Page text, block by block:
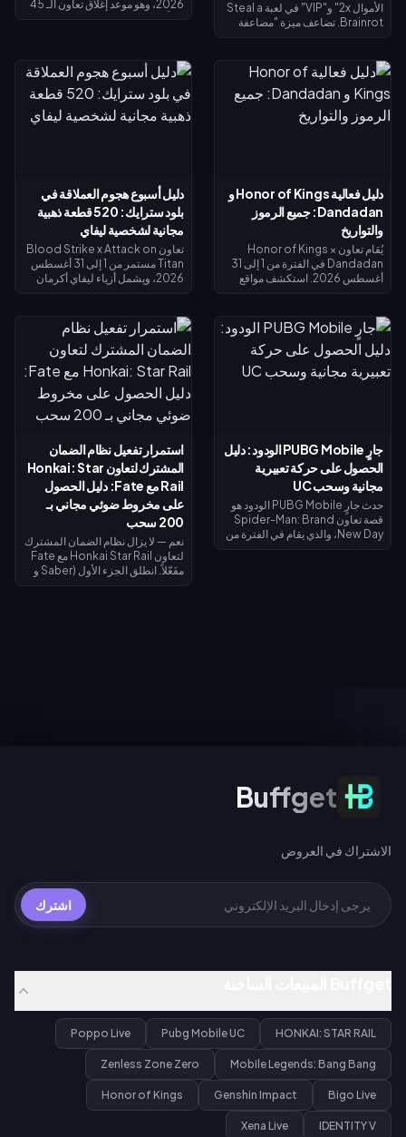
الأموال 2x" و"VIP" في لعبة Steal a
Brainrot. تضاعف ميزة "مضاعفة
لتعطيك بالضبط 3 أضعاف الدخل
الأساسي - وليس 4 أضعاف. تبلغ
تكلفة مضاعفة الأموال 2x نحو 119
(الإجمالي 618). اشترِ مضاعفة الأموال
2026، وهو موعد إغلاق تعاون الـ 45
الحدث، لذا احرص على استبدال كل
شيء الآن: تكلفة أزياء التقاطع
الرئيسية 1,200 شارة، والأزياء
الملونة البديلة 200 شارة. تحقق من
رصيدك في صفحة الحدث، واتبع قائمة
دليل فعالية Honor of Kings و
Dandadan: جميع الرموز
والتواريخ
يُقام تعاون Honor of Kings ×
Dandadan في الفترة من 1 إلى 31
أغسطس 2026. استكشف مواقع
الاسترداد، وأنجز المهام اليومية
للحصول على عملات رييروكو
(Reiryoku) - وهي العملة
المستخدمة للحصول على مظهر مومو
أيايسي (Momo Ayase) الملحمي
الاستبدال في 31 أغسطس.
دليل أسبوع هجوم العملاقة في
بلود سترايك: 520 قطعة ذهبية
مجانية لشخصية ليفاي
تعاون Blood Strike x Attack on
Titan مستمر من 1 إلى 31 أغسطس
2026، ويشمل أزياء ليفاي أكرمان
سترايك (15 يوليو – 14 أغسطس
2026) تعيد لك 520 قطعة ذهبية عند
الوصول إلى المستوى الأقصى — وهي
كافية لتمويل تذكرة النخبة أو محاولات
الحصول على ليفاي. يوضح لك دليل
الأسبوع الأول هذا كيفية جمع الذهب
المجاني، واسترداد الرموز، وتوقيت
استرداد الأموال بحيث لا يكلفك ليفاي
جارٍ PUBG Mobile الودود: دليل
الحصول على حركة تعبيرية
مجانية وسحب UC
حدث جارٍ PUBG Mobile الودود هو
قصة تعاون Spider-Man: Brand
New Day، والذي يقام في الفترة من
استمرار تفعيل نظام الضمان
المشترك لتعاون Honkai: Star
Rail مع Fate: دليل الحصول
على مخروط ضوئي مجاني بـ
200 سحب
نعم — لا يزال نظام الضمان المشترك
لتعاون Honkai Star Rail مع Fate
مفَعّلاً. انطلق الجزء الأول (Saber و
الاشتراك في العروضBuffget
الاشتراك في العروض
اشترك
HONKAI: STAR RAIL
Pubg Mobile UC
Poppo Live
Mobile Legends: Bang Bang
Zenless Zone Zero
Bigo Live
Genshin Impact
Honor of Kings
IDENTITY V
Xena Live